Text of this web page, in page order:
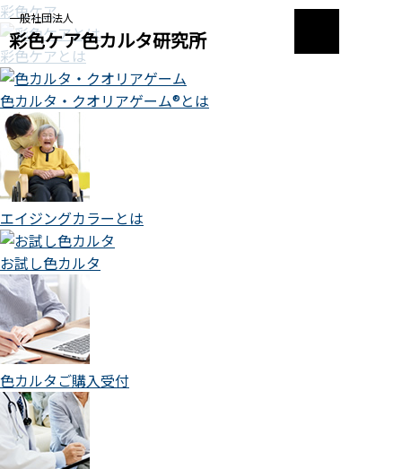
一般社団法人
彩色ケア色カルタ研究所
彩色ケア
彩色ケアとは
色カルタ・クオリアゲーム®とは
エイジングカラーとは
お試し色カルタ
色カルタご購入受付